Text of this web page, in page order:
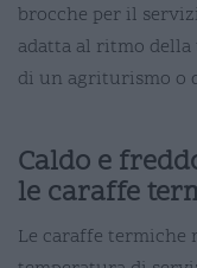
brocche per il
adatta al ritmo
di un agriturismo o
Caldo e
le caraffe
Le caraffe termiche